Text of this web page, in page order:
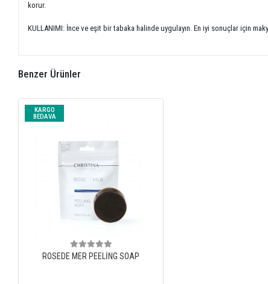
korur.
KULLANIMI: İnce ve eşit bir tabaka halinde uygulayın. En iyi sonuçlar için
Benzer Ürünler
KARGO
BEDAVA
ROSEDE MER PEELİNG SOAP